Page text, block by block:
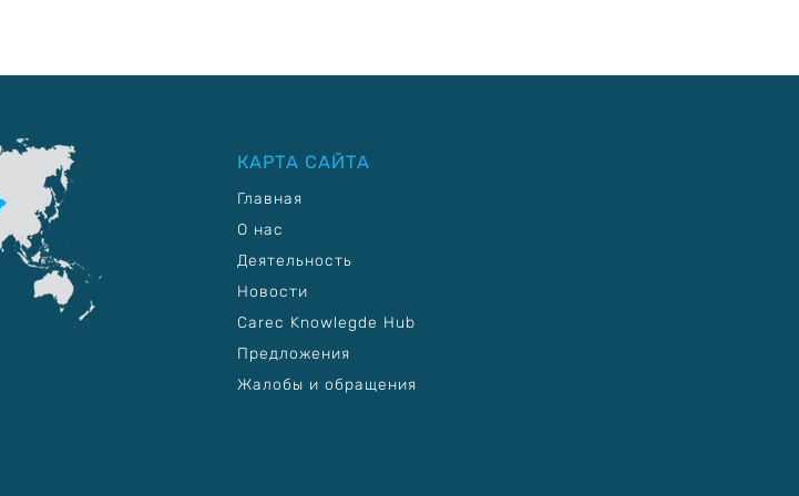
КАРТА САЙТА
Главная
О нас
Деятельность
Новости
Carec Knowlegde Hub
Предложения
Жалобы и обращения